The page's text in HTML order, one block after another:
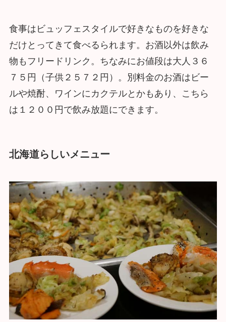
食事はビュッフェスタイルで好きなものを好きな
だけとってきて食べるられます。お酒以外は飲み
物もフリードリンク。ちなみにお値段は大人３６
７５円（子供２５７２円）。別料金のお酒はビー
ルや焼酎、ワインにカクテルとかもあり、こちら
は１２００円で飲み放題にできます。
北海道らしいメニュー